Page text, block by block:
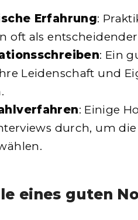
Erfahrung:
oft als
: Ein
Leidenschaft und
: Einige
durch, um
eines guten